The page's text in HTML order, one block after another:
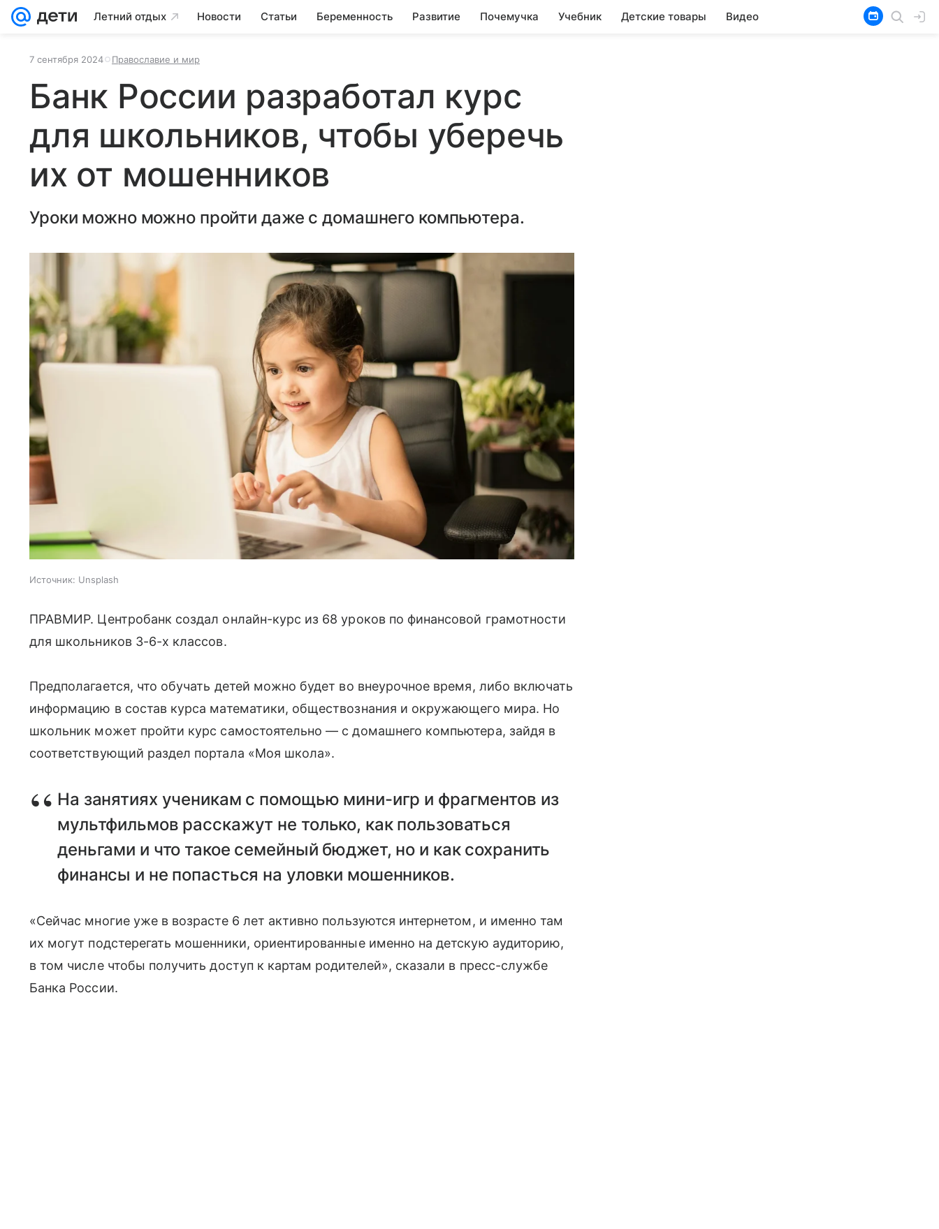
Летний отдых Новости Статьи Беременность Развитие Почемучка Учебник Детские товары Видео
7 сентября 2024 Православие и мир
Банк России разработал курс
для школьников, чтобы уберечь
их от мошенников
Уроки можно можно пройти даже с домашнего компьютера.
Источник: Unsplash
ПРАВМИР. Центробанк создал онлайн-курс из 68 уроков по финансовой грамотности
для школьников 3-6-х классов.
Предполагается, что обучать детей можно будет во внеурочное время, либо включать
информацию в состав курса математики, обществознания и окружающего мира. Но
школьник может пройти курс самостоятельно — с домашнего компьютера, зайдя в
соответствующий раздел портала «Моя школа».
На занятиях ученикам с помощью мини-игр и фрагментов из
мультфильмов расскажут не только, как пользоваться
деньгами и что такое семейный бюджет, но и как сохранить
финансы и не попасться на уловки мошенников.
«Сейчас многие уже в возрасте 6 лет активно пользуются интернетом, и именно там
их могут подстерегать мошенники, ориентированные именно на детскую аудиторию,
в том числе чтобы получить доступ к картам родителей», сказали в пресс-службе
Банка России.